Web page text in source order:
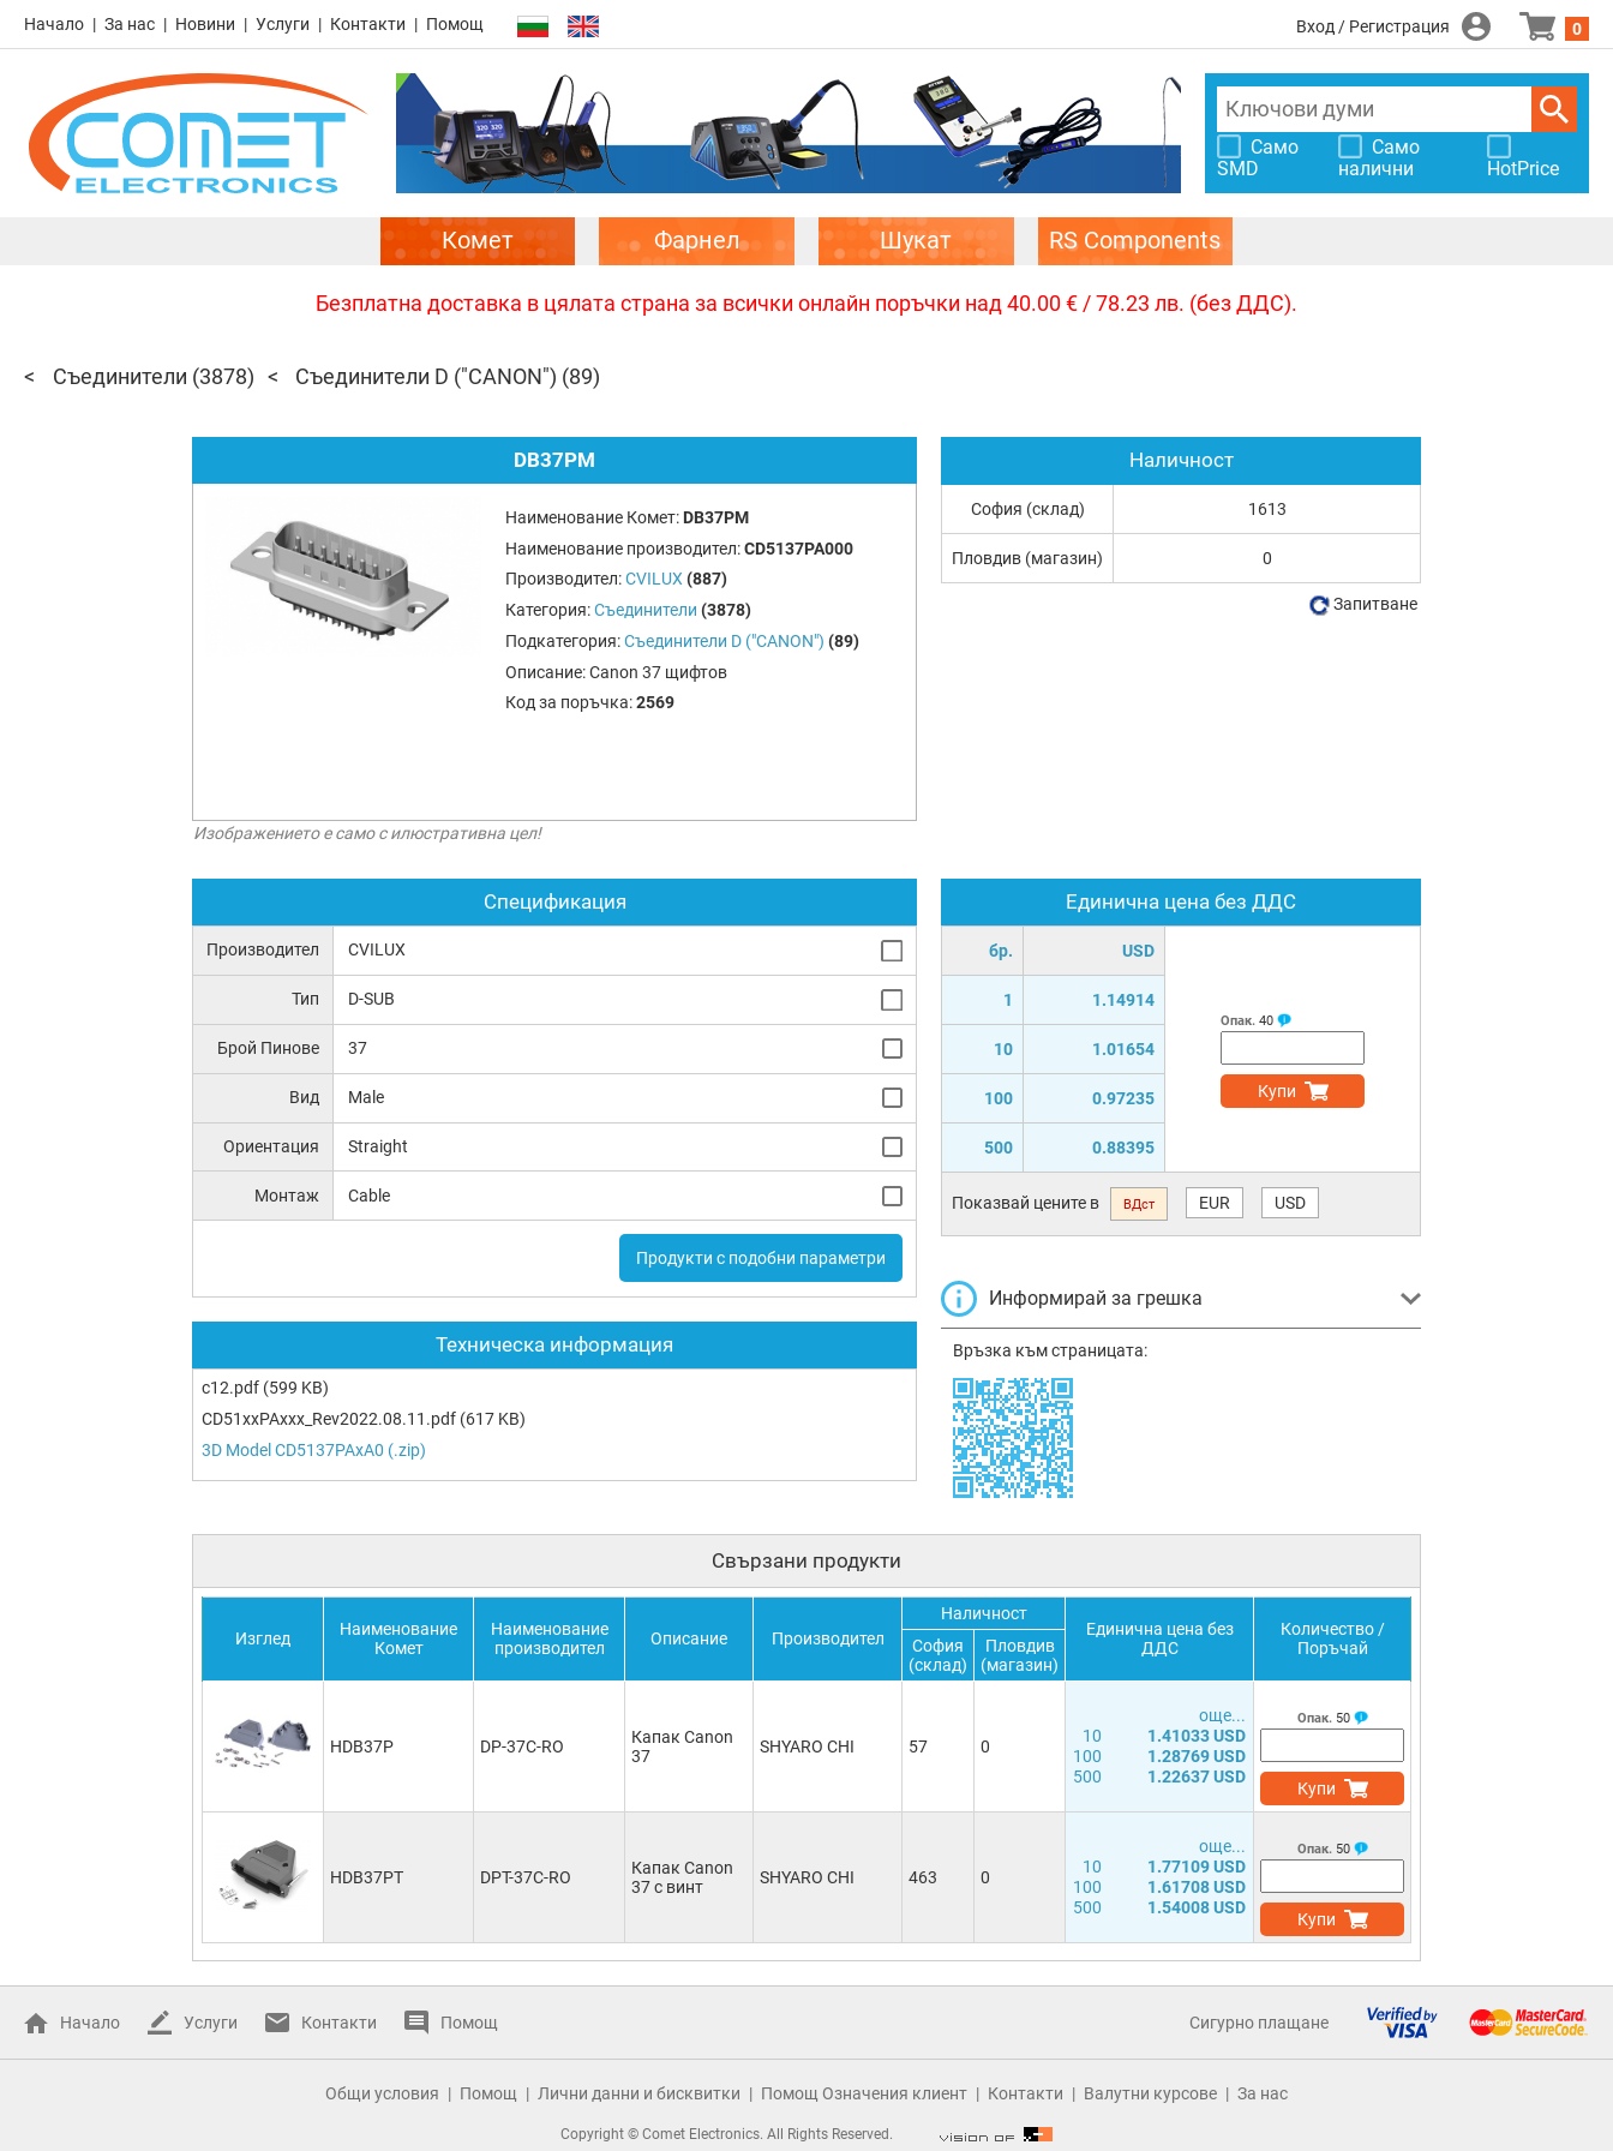
Начало За нас Новини Услуги Контакти Помощ Вход / Регистрация 0
Само
SMD
Само
налични
HotPrice
Комет Фарнел Шукат RS Components
Безплатна доставка в цялата страна за всички онлайн поръчки над 40.00 € / 78.23 лв. (без ДДС).
Съединители (3878) Съединители D ("CANON") (89)
DB37PM
Наименование Комет: DB37PM
Наименование производител:CD5137PA000
Производител:CVILUX (887)
Категория:Съединители (3878)
Подкатегория:Съединители D ("CANON") (89)
Описание:Canon 37 щифтов
Код за поръчка:2569
Изображението е само с илюстративна цел!
Спецификация
Производител CVILUX
Тип D-SUB
Брой Пинове 37
Вид Male
Ориентация Straight
Монтаж Cable
Продукти с подобни параметри
Техническа информация
c12.pdf (599 KB)
CD51xxPAxxx_Rev2022.08.11.pdf (617 KB)
3D Model CD5137PAxA0 (.zip)
Единична цена без ДДС
бр. USD
1 1.14914
10 1.01654
100 0.97235
500 0.88395
Опак. 40
Купи
Показвай цените в ВДст EUR USD
Информирай за грешка
Връзка към страницата:
Наличност
София (склад) 1613
Пловдив (магазин) 0
Запитване
Свързани продукти
Изглед
Наименование
Комет
Наименование
производител
Описание Производител
Наличност
Единична цена без
ДДС
Количество /
Поръчай
София
(склад)
Пловдив
(магазин)
HDB37P DP-37C-RO
Капак Canon
37
SHYARO CHI 57 0
още...
10
1.41033 USD
100
1.28769 USD
500
1.22637 USD
Опак. 50
Купи
HDB37PT DPT-37C-RO
Капак Canon
37 с винт
SHYARO CHI 463 0
още...
10
1.77109 USD
100
1.61708 USD
500
1.54008 USD
Опак. 50
Купи
Начало Услуги Контакти Помощ Сигурно плащане
Общи условия Помощ Лични данни и бисквитки Помощ Означения клиент Контакти Валутни курсове За нас
Copyright © Comet Electronics. All Rights Reserved.